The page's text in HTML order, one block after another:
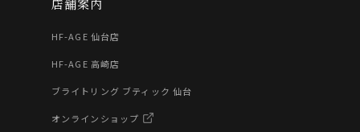
店舗案内
HF-AGE 仙台店
HF-AGE 高崎店
ブライトリング ブティック 仙台
オンラインショップ